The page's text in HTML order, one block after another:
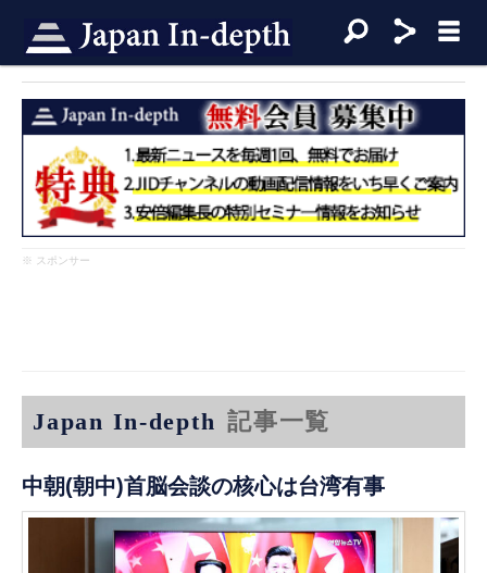
※ スポンサー
Japan In-depth 記事一覧
中朝(朝中)首脳会談の核心は台湾有事